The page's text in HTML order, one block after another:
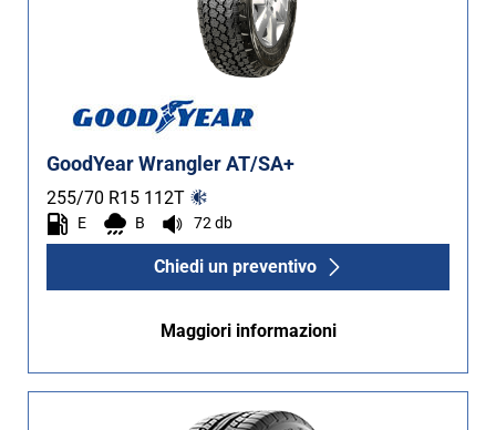
GoodYear Wrangler AT/SA+
255/70 R15 112T
E B 72 db
Chiedi un preventivo
Maggiori informazioni